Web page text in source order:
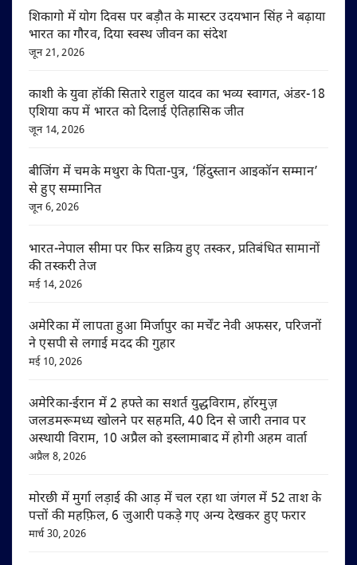
शिकागो में योग दिवस पर बड़ौत के मास्टर उदयभान सिंह ने बढ़ाया
भारत का गौरव, दिया स्वस्थ जीवन का संदेश
जून 21, 2026
काशी के युवा हॉकी सितारे राहुल यादव का भव्य स्वागत, अंडर-18
एशिया कप में भारत को दिलाई ऐतिहासिक जीत
जून 14, 2026
बीजिंग में चमके मथुरा के पिता-पुत्र, ‘हिंदुस्तान आइकॉन सम्मान’
से हुए सम्मानित
जून 6, 2026
भारत-नेपाल सीमा पर फिर सक्रिय हुए तस्कर, प्रतिबंधित सामानों
की तस्करी तेज
मई 14, 2026
अमेरिका में लापता हुआ मिर्जापुर का मर्चेंट नेवी अफसर, परिजनों
ने एसपी से लगाई मदद की गुहार
मई 10, 2026
अमेरिका-ईरान में 2 हफ्ते का सशर्त युद्धविराम, हॉरमुज़
जलडमरूमध्य खोलने पर सहमति, 40 दिन से जारी तनाव पर
अस्थायी विराम, 10 अप्रैल को इस्लामाबाद में होगी अहम वार्ता
अप्रैल 8, 2026
मोरछी में मुर्गा लड़ाई की आड़ में चल रहा था जंगल में 52 ताश के
पत्तों की महफ़िल, 6 जुआरी पकड़े गए अन्य देखकर हुए फरार
मार्च 30, 2026